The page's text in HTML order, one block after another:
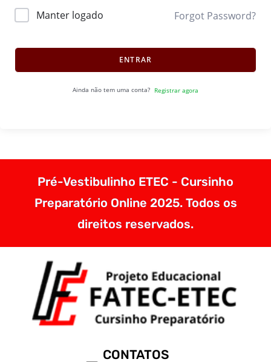
Manter logado Forgot Password?
ENTRAR
Ainda não tem uma conta? Registrar agora
Pré-Vestibulinho ETEC - Cursinho
Preparatório Online 2025. Todos os
direitos reservados.
CONTATOS